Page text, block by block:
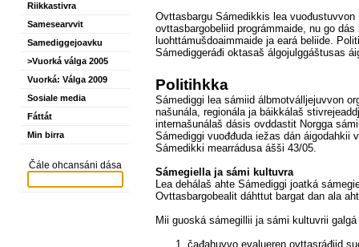
Riikkastivra
Samesearvvit
Samediggejoavku
>Vuorká válga 2005
Vuorká: Válga 2009
Sosiale media
Fáttát
Min birra
Čále ohcansáni dása
Ovttasbargu Sámedikkis lea
ovttasbargobeliid prográmmaide, nu go
luohttámušdoaimmaide ja eará beliide.
Sámediggeráđi oktasaš álgojulggáštusas
Politihkka
Sámediggi lea sámiid álbmotválljejuvvon
našunála, regionála ja báikkálaš
internašunálaš dásis ovddastit Norgga
Sámediggi vuođđuda iežas dán áigodahkii
Sámedikki mearrádusa ášši 43/05.
Sámegiella ja sámi kultuvra
Lea dehálaš ahte Sámediggi joatká
Ovttasbargobealit dáhttut bargat dan ala
Mii guoská sámegillii ja sámi kultuvrii
čađahuvvo evalueren ovttasráđiid